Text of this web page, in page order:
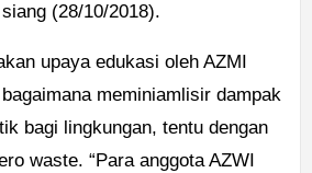
(28/10/2018).
upaya edukasi oleh AZMI
meminiamlisir dampak
bagi lingkungan, tentu dengan
waste. “Para anggota AZWI